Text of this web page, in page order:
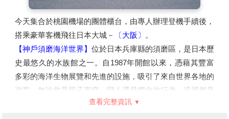
今天集合於桃園機場的團體櫃台，由專人辦理登機手續後，
搭乘豪華客機飛往日本大城－
〔大阪〕
。
【神戶須磨海洋世界】 位於日本兵庫縣的須磨區，是日本歷
史最悠久的水族館之一。自1987年開館以來，憑藉其豐富
多彩的海洋生物展覽和先進的設施，吸引了來自世界各地的
遊客。無論您是親子家庭、戀人還是獨自旅行者，這裡都是
您不可錯過的旅遊景點。園內擁有多達600種，總數超過
查看完整資訊